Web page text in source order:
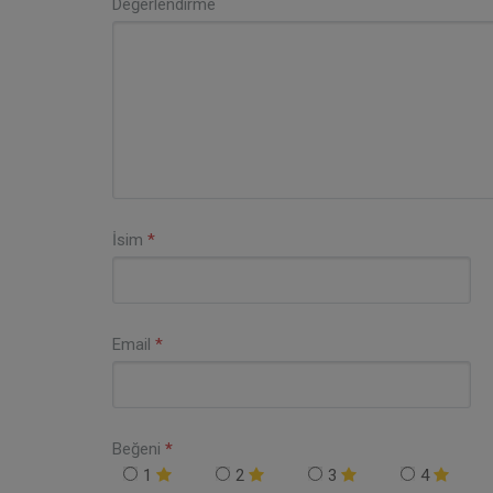
İsim *
Email *
Beğeni *
1
2 3 4